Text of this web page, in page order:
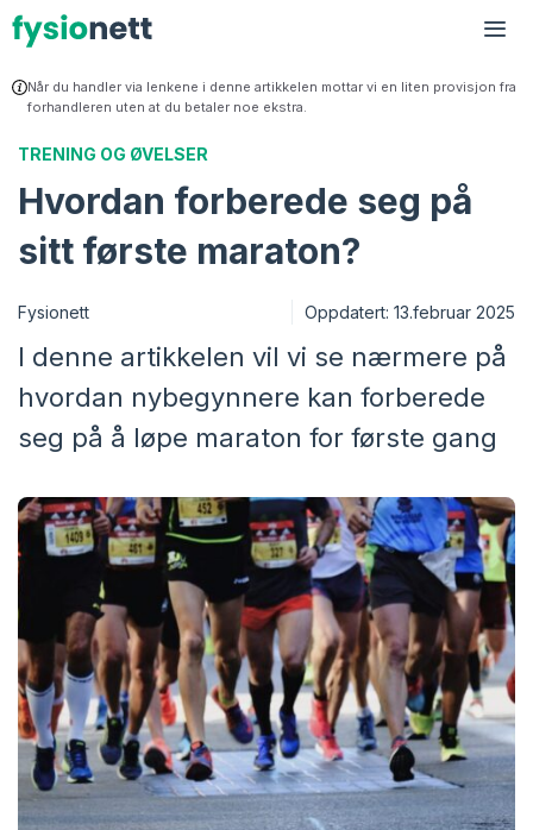
Hopp
til
innhold
Når du handler via lenkene i denne artikkelen mottar vi en liten provisjon fra
forhandleren uten at du betaler noe ekstra.
TRENING OG ØVELSER
Hvordan forberede seg på
sitt første maraton?
Fysionett Oppdatert: 13.februar 2025
I denne artikkelen vil vi se nærmere på
hvordan nybegynnere kan forberede
seg på å løpe maraton for første gang